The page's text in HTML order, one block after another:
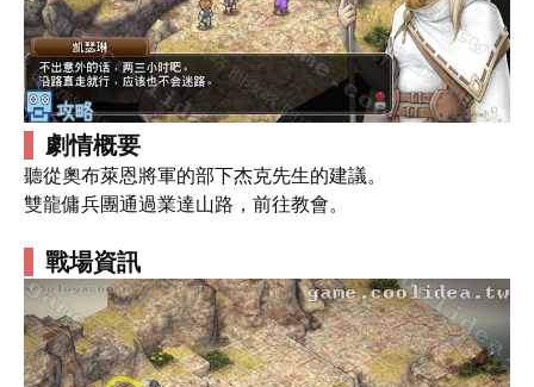
劇情概要
聽從奧布萊恩將軍的部下杰克先生的建議。
雙龍傭兵團通過業達山路，前往教會。
戰場資訊